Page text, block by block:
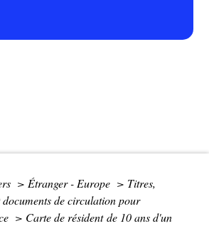
> Étranger - Europe > Titres,
de circulation pour
> Carte de résident de 10 ans d'un